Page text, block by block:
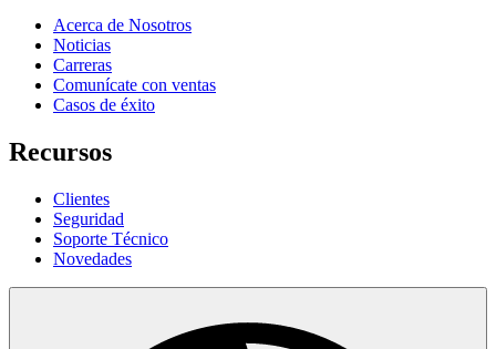
Acerca de Nosotros
Noticias
Carreras
Comunícate con ventas
Casos de éxito
Recursos
Clientes
Seguridad
Soporte Técnico
Novedades